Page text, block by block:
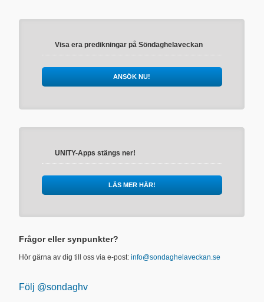
Visa era predikningar på Söndaghelaveckan
ANSÖK NU!
UNITY-Apps stängs ner!
LÄS MER HÄR!
Frågor eller synpunkter?
Hör gärna av dig till oss via e-post:info@sondaghelaveckan.se
Följ @sondaghv